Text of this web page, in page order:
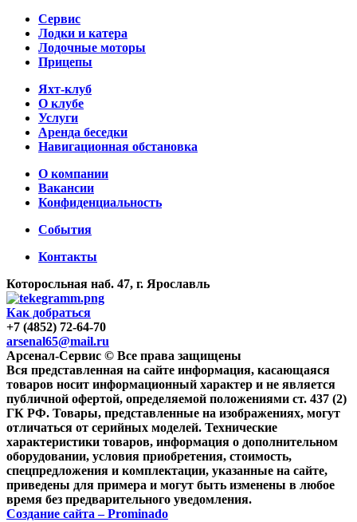
Сервис
Лодки и катера
Лодочные моторы
Прицепы
Яхт-клуб
О клубе
Услуги
Аренда беседки
Навигационная обстановка
О компании
Вакансии
Конфиденциальность
События
Контакты
Которосльная наб. 47, г. Ярославль
Как добраться
+7 (4852) 72-64-70
arsenal65@mail.ru
Aрсенал-Сервис © Все права защищены
Вся представленная на сайте информация, касающаяся
товаров носит информационный характер и не является
публичной офертой, определяемой положениями ст. 437 (2)
ГК РФ. Товары, представленные на изображениях, могут
отличаться от серийных моделей. Технические
характеристики товаров, информация о дополнительном
оборудовании, условия приобретения, стоимость,
спецпредложения и комплектации, указанные на сайте,
приведены для примера и могут быть изменены в любое
время без предварительного уведомления.
Создание сайта – Prominado